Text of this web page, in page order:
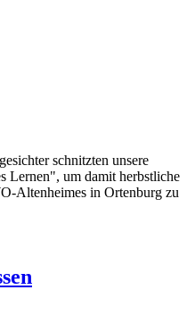
schnitzten unsere
Lernen", um damit herbstliche
Altenheimes in Ortenburg zu